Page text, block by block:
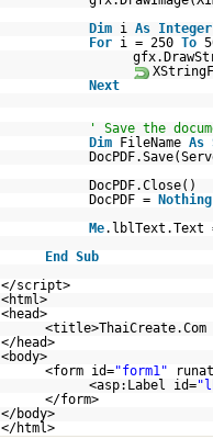
Dim i As
Integer
For i = 250 To
Next
' Save the
Dim FileName As
DocPDF.Close()
DocPDF =
Nothing
Me.lblText.Text
End
Sub
</script>
<html>
<head>
</head>
<body>
<form id="form1"
<asp:Label id=
</form>
</body>
</html>